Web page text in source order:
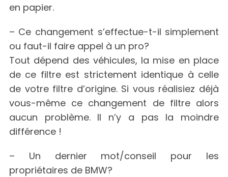
en papier.
– Ce changement s’effectue-t-il simplement
ou faut-il faire appel à un pro?
Tout dépend des véhicules, la mise en place
de ce filtre est strictement identique à celle
de votre filtre d’origine. Si vous réalisiez déjà
vous-même ce changement de filtre alors
aucun problème. Il n’y a pas la moindre
différence !
– Un dernier mot/conseil pour les
propriétaires de BMW?